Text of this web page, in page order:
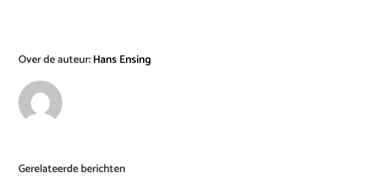
Over de auteur:Hans Ensing
Gerelateerde berichten